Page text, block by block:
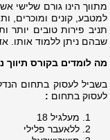
מתווך הינו גורם שלישי
למטבע, קונים ומוכרים,
תניב פירות טובים יותר
שבהם ניתן ללמוד אותו.
מה לומדים בקורס תיווך
בשביל לעסוק בתחום
לעסוק בתחום :
מעלגיל 18
ללאעבר פלילי